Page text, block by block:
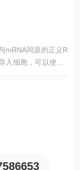
mRNA同源的正义R
入细胞，可以使mR
的表达。这种转录后